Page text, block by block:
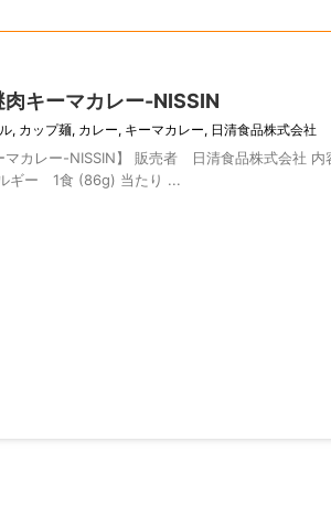
キーマカレー-NISSIN
, カップ麺, カレー, キーマカレー, 日清食品株式会社
マカレー-NISSIN】 販売者 日清食品株式会
ギー 1食 (86g) 当たり ...